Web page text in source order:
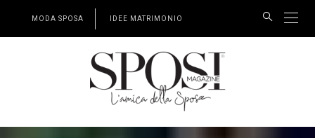
MODA SPOSA IDEE MATRIMONIO